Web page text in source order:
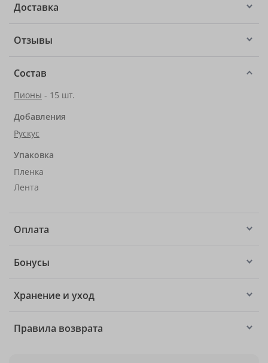
Доставка
Отзывы
Состав
Пионы - 15 шт.
Добавления
Рускус
Упаковка
Пленка
Лента
Оплата
Бонусы
Хранение и уход
Правила возврата